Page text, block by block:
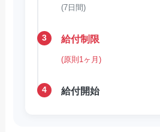
(7日間)
3 給付制限
(原則1ヶ月)
4 給付開始